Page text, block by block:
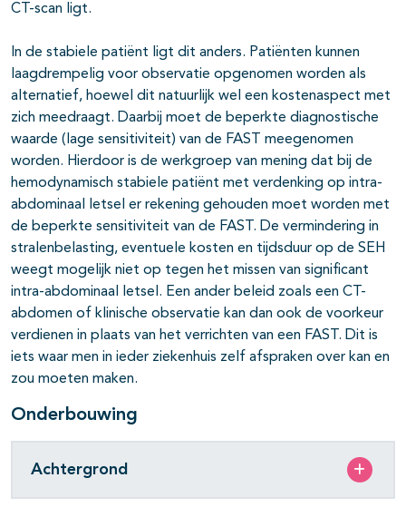
CT-scan ligt.
In de stabiele patiënt ligt dit anders. Patiënten kunnen
laagdrempelig voor observatie opgenomen worden als
alternatief, hoewel dit natuurlijk wel een kostenaspect met
zich meedraagt. Daarbij moet de beperkte diagnostische
waarde (lage sensitiviteit) van de FAST meegenomen
worden. Hierdoor is de werkgroep van mening dat bij de
hemodynamisch stabiele patiënt met verdenking op intra-
abdominaal letsel er rekening gehouden moet worden met
de beperkte sensitiviteit van de FAST. De vermindering in
stralenbelasting, eventuele kosten en tijdsduur op de SEH
weegt mogelijk niet op tegen het missen van significant
intra-abdominaal letsel. Een ander beleid zoals een CT-
abdomen of klinische observatie kan dan ook de voorkeur
verdienen in plaats van het verrichten van een FAST. Dit is
iets waar men in ieder ziekenhuis zelf afspraken over kan en
zou moeten maken.
Onderbouwing
Achtergrond